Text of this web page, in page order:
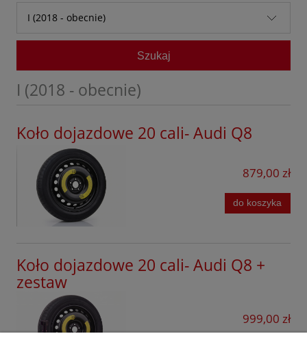
Baic
Bestune
BMW
BYD
Citroen
Cupra
Dacia
Fiat
Ford
Forthing
A4
A6
A8
Q3 SPORTBACK
Q5
Q7
I (2018 - obecnie)
I (2018 - obecnie)
E-TRON (2023 - obecnie)
Szukaj
I (2018 - obecnie)
Koło dojazdowe 20 cali- Audi Q8
879,00 zł
do koszyka
Koło dojazdowe 20 cali- Audi Q8 +
zestaw
999,00 zł